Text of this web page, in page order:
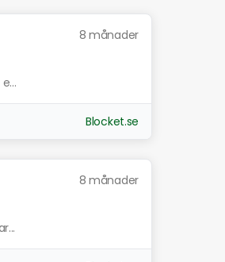
8 månader
Blocket.se
8 månader